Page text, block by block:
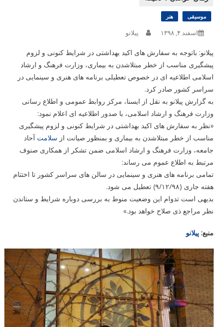
موسیقی هنر
اسفند ۴, ۱۳۹۸ پیلانو
پیلانو: باتوجه به سفارش های اکید بهداشتی در شرایط کنونی و لزوم
پیشگیری مناسب از خطر مبتلاشدن به بیماری، وزارت فرهنگ و ارشاد
اسلامی اطلاعیه ای در خصوص تعطیلی برنامه های هنری و سینمایی در
سراسر کشور صادر کرد.
به گزارش پیلانو به نقل از ایسنا، مرکز روابط عمومی و اطلاع رسانی
وزارت فرهنگ و ارشاد اسلامی، با صدور اطلاعیه ای اعلام نمود:
«نظر به سفارش های اکید بهداشتی در شرایط کنونی و لزوم پیشگیری
مناسب از خطر مبتلاشدن به بیماری و بمنظور صیانت از سلامت آحاد
جامعه، وزارت فرهنگ و ارشاد اسلامی ضمن تشکر از همکاری صنوف
مرتبط به اطلاع عموم می رساند:
تمامی برنامه های هنری و سینمایی در سالن های سراسر کشور تا اختتام
هفته جاری (۹/۱۲/۹۸) تعطیل می شود.
بدیهی است تدوام این وضعیت منوط به بررسی دوباره شرایط و ستاندن
نظر مراجع ذی صلاح خواهد بود.»
منبع: پیلانو